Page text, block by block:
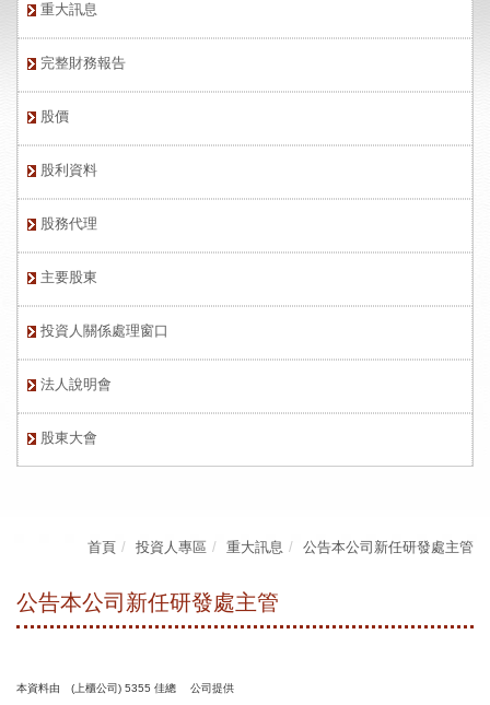
重大訊息
完整財務報告
股價
股利資料
股務代理
主要股東
投資人關係處理窗口
法人說明會
股東大會
首頁 投資人專區 重大訊息 公告本公司新任研發處主管
公告本公司新任研發處主管
本資料由 (上櫃公司) 5355 佳總 公司提供